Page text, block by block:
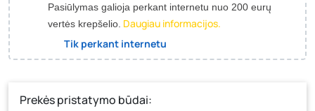
Pasiūlymas galioja perkant internetu nuo 200 eurų
vertės krepšelio. Daugiau informacijos.
Tik perkant internetu
Prekės pristatymo būdai: